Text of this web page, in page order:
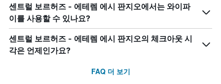
센트럴 보르허즈 - 에테렘 에시 판지오에서는 와이파
이를 사용할 수 있나요?
센트럴 보르허즈 - 에테렘 에시 판지오의 체크아웃 시
각은 언제인가요?
FAQ 더 보기